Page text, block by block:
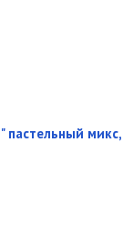
микс,